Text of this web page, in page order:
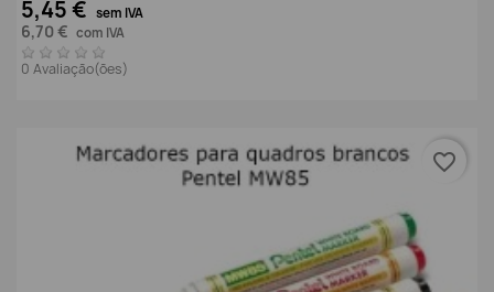
5,45 € sem IVA
6,70 € com IVA
0 Avaliação(ões)
favorite_border